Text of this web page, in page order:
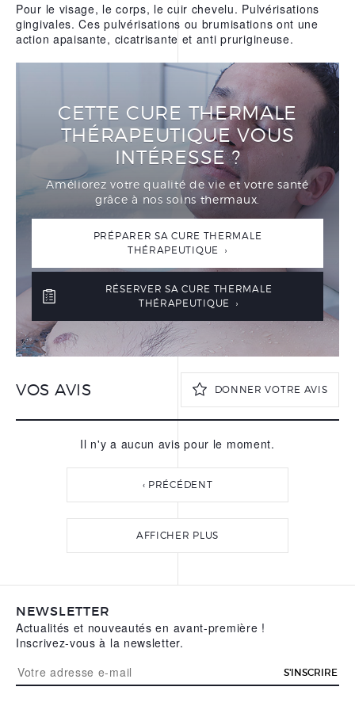
Pour le visage, le corps, le cuir chevelu. Pulvérisations
gingivales. Ces pulvérisations ou brumisations ont une
action apaisante, cicatrisante et anti prurigineuse.
CETTE CURE THERMALE
THÉRAPEUTIQUE VOUS
INTÉRESSE ?
Améliorez votre qualité de vie et votre santé
grâce à nos soins thermaux.
PRÉPARER SA CURE THERMALE
THÉRAPEUTIQUE ›
RÉSERVER SA CURE THERMALE
THÉRAPEUTIQUE ›
VOS AVIS DONNER VOTRE AVIS
VOTRE PRÉNOM*
VOTRE AVIS *
Il n'y a aucun avis pour le moment.
‹ PRÉCÉDENT
AFFICHER PLUS
NEWSLETTER
Actualités et nouveautés en avant-première !
Inscrivez-vous à la newsletter.
S'INSCRIRE